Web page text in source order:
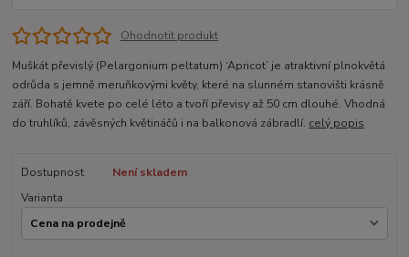
Ohodnotit produkt
Muškát převislý (Pelargonium peltatum) ‘Apricot’ je atraktivní plnokvětá
odrůda s jemně meruňkovými květy, které na slunném stanovišti krásně
září. Bohatě kvete po celé léto a tvoří převisy až 50 cm dlouhé. Vhodná
do truhlíků, závěsných květináčů i na balkonová zábradlí. celý popis
Dostupnost
Není skladem
Varianta